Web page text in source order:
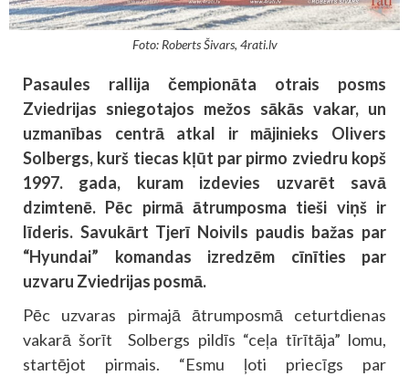
Foto: Roberts Šivars, 4rati.lv
Pasaules rallija čempionāta otrais posms
Zviedrijas sniegotajos mežos sākās vakar, un
uzmanības centrā atkal ir mājinieks Olivers
Solbergs, kurš tiecas kļūt par pirmo zviedru kopš
1997. gada, kuram izdevies uzvarēt savā
dzimtenē. Pēc pirmā ātrumposma tieši viņš ir
līderis. Savukārt Tjerī Noivils paudis bažas par
“Hyundai” komandas izredzēm cīnīties par
uzvaru Zviedrijas posmā.
Pēc uzvaras pirmajā ātrumposmā ceturtdienas
vakarā šorīt Solbergs pildīs “ceļa tīrītāja” lomu,
startējot pirmais. “Esmu ļoti priecīgs par